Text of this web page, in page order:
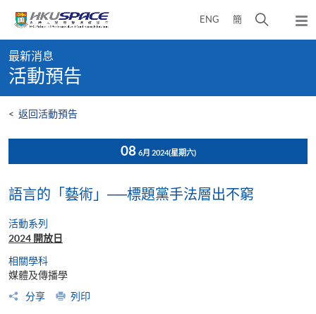
content
ENG 簡
開
彈
出
content
start
最新消息
活動預告
< 返回活動預告
08 6月 2024(星期六)
語言的「藝術」──標題黨手法層出不窮
活動系列
2024 開放日
相關學科
媒體及傳播學
分享
列印